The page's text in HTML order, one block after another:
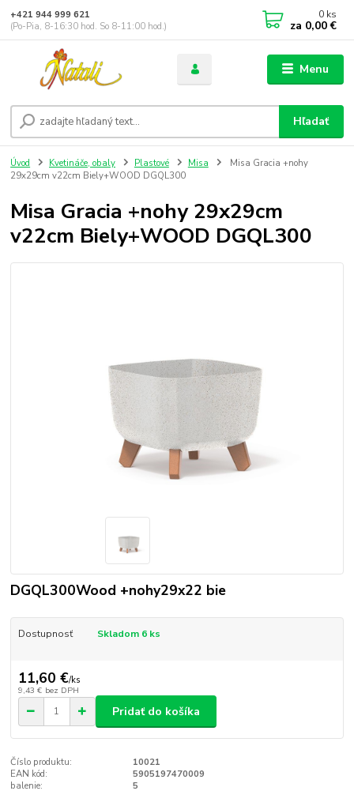
Menu
Hľadať
+421 944 999 621
(Po-Pia, 8-16:30 hod. So 8-11:00 hod.)
0 ks
za 0,00 €
Úvod Kvetináče, obaly Plastové Misa
Misa Gracia +nohy
29x29cm v22cm Biely+WOOD DGQL300
Misa Gracia +nohy 29x29cm
v22cm Biely+WOOD DGQL300
DGQL300Wood +nohy29x22 bie
Dostupnosť Skladom 6 ks
11,60 €/ks
9,43 € bez DPH
Pridať do košíka
Číslo produktu:
10021
EAN kód:
5905197470009
balenie:
5